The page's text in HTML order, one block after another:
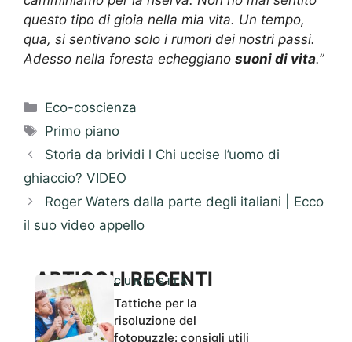
questo tipo di gioia nella mia vita. Un tempo,
qua, si sentivano solo i rumori dei nostri passi.
Adesso nella foresta echeggiano suoni di vita.”
Categorie
Eco-coscienza
Tag
Primo piano
Storia da brividi l Chi uccise l’uomo di
ghiaccio? VIDEO
Roger Waters dalla parte degli italiani | Ecco
il suo video appello
ARTICOLI RECENTI
CURIOSITÀ
Tattiche per la
risoluzione del
fotopuzzle: consigli utili